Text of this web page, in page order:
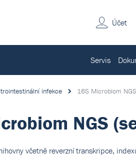
Účet
Servis
infekce 16S Microbiom
NGS
včetně reverzní transkripce,